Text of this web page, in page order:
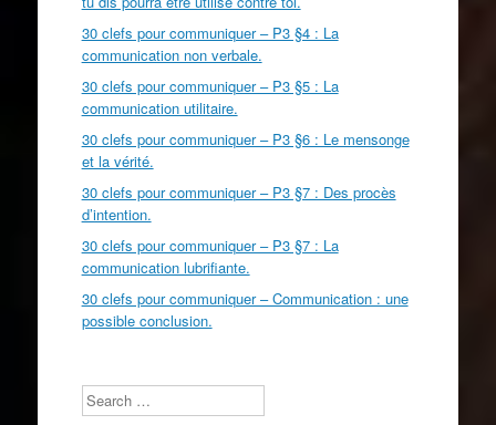
30 clefs pour communiquer – P3 §4 : La
communication non verbale.
30 clefs pour communiquer – P3 §5 : La
communication utilitaire.
30 clefs pour communiquer – P3 §6 : Le mensonge
et la vérité.
30 clefs pour communiquer – P3 §7 : Des procès
d’intention.
30 clefs pour communiquer – P3 §7 : La
communication lubrifiante.
30 clefs pour communiquer – Communication : une
possible conclusion.
Search